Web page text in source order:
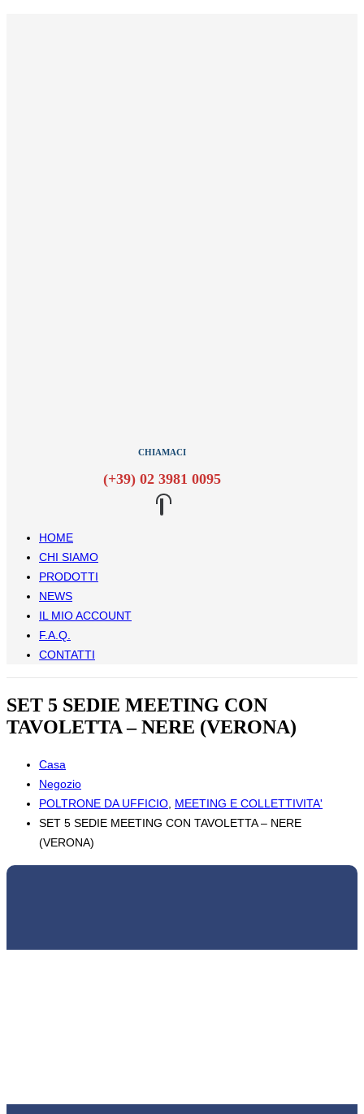
CHIAMACI
(+39) 02 3981 0095
HOME
CHI SIAMO
PRODOTTI
NEWS
IL MIO ACCOUNT
F.A.Q.
CONTATTI
SET 5 SEDIE MEETING CON
TAVOLETTA – NERE (VERONA)
Casa
Negozio
POLTRONE DA UFFICIO MEETING E COLLETTIVITA'
SET 5 SEDIE MEETING CON TAVOLETTA – NERE
(VERONA)